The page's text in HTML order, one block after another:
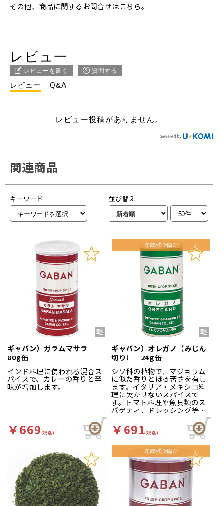
その他、商品に関するお問合せはこちら。
レビュー
レビューを書く 質問する
レビュー Q&A
レビュー投稿がありません。
関連商品
キーワード 並び替え
ギャバン）ガラムマサラ
80g缶
インド料理に使われる混合ス
パイスで、カレーの香りと辛
味が増加します。
￥669(税込)
ギャバン）オレガノ（みじん
切り） 24g缶
シソ科の植物で、マジョラム
に似た香りとほろ苦さを有し
ます。イタリア・メキシコ料
理に欠かせないスパイスで
す。トマト料理や魚貝類のス
パゲティ、ドレッシング等に
幅広くご使用ください。
￥691(税込)